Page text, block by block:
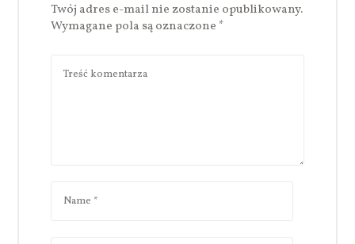
Twój adres e-mail nie zostanie opublikowany.
Wymagane pola są oznaczone *